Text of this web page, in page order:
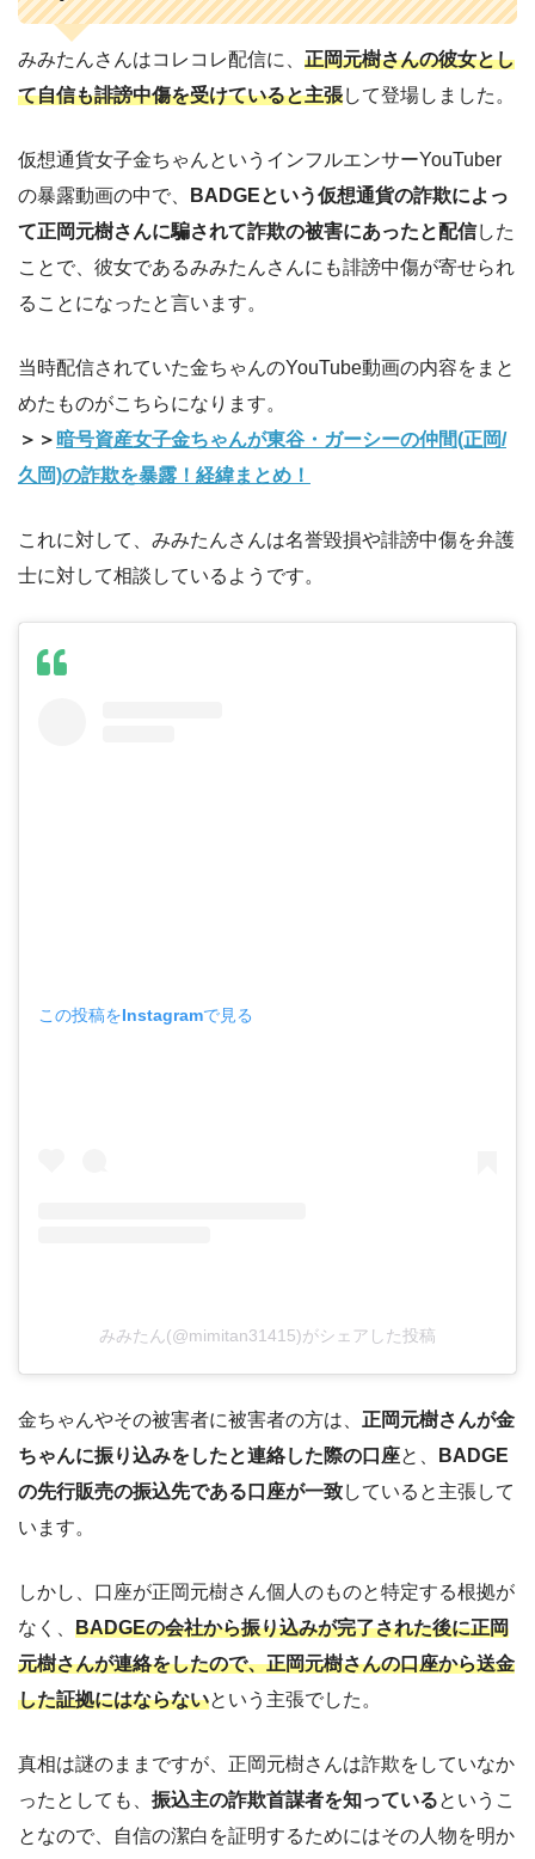
みみたんさんはコレコレ配信に、 正岡元樹さんの彼女とし
て自信も誹謗中傷を受けていると主張して登場しました。
仮想通貨女子金ちゃんというインフルエンサーYouTuber
の暴露動画の中で、
BADGEという仮想通貨の詐欺によっ
て正岡元樹さんに騙されて詐欺の被害にあったと配信した
ことで、彼女であるみみたんさんにも誹謗中傷が寄せられ
ることになったと言います。
当時配信されていた金ちゃんのYouTube動画の内容をまと
めたものがこちらになります。
＞＞ 暗号資産女子金ちゃんが東谷・ガーシーの仲間(正岡/
久岡)の詐欺を暴露！経緯まとめ！
これに対して、みみたんさんは名誉毀損や誹謗中傷を弁護
士に対して相談しているようです。
この投稿をInstagramで見る
みみたん(@mimitan31415)がシェアした投稿
金ちゃんやその被害者に被害者の方は、 正岡元樹さんが金
ちゃんに振り込みをしたと連絡した際の口座と、
BADGE
の先行販売の振込先である口座が一致していると主張して
います。
しかし、口座が正岡元樹さん個人のものと特定する根拠が
なく、 BADGEの会社から振り込みが完了された後に正岡
元樹さんが連絡をしたので、正岡元樹さんの口座から送金
した証拠にはならないという主張でした。
真相は謎のままですが、正岡元樹さんは詐欺をしていなか
ったとしても、 振込主の詐欺首謀者を知っているというこ
となので、自信の潔白を証明するためにはその人物を明か